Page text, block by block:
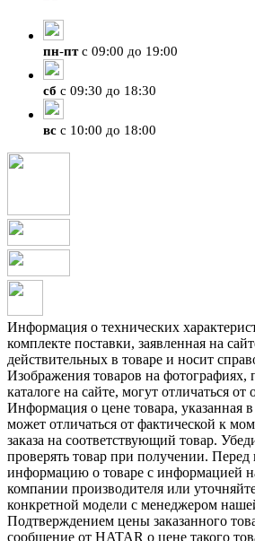
пн-птс 09:00 до 19:00
сб с 09:30 до 18:30
вс с 10:00 до 18:00
Информация о технических
комплекте поставки, заявленная на
действительных в товаре и носит
Изображения товаров на фотографиях,
каталоге на сайте, могут отличаться от
Информация о цене товара, указанная в
может отличаться от фактической к
заказа на соответствующий товар.
проверять товар при получении. Перед
информацию о товаре с информацией
компании производителя или
конкретной модели с менеджером
Подтверждением цены заказанного
сообщение от HATAR о цене такого